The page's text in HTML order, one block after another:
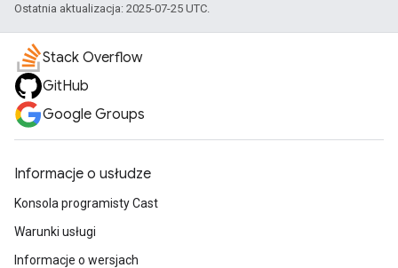
Ostatnia aktualizacja: 2025-07-25 UTC.
Stack Overflow
GitHub
Google Groups
Informacje o usłudze
Konsola programisty Cast
Warunki usługi
Informacje o wersjach